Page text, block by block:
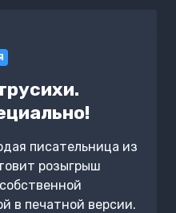
писательница из
розыгрыш
в печатной версии.